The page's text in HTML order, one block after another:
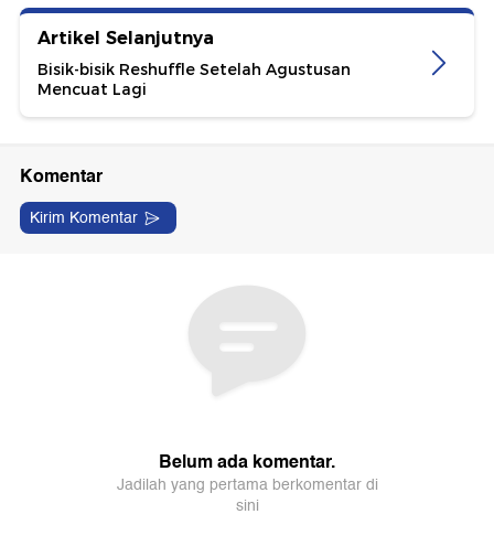
Artikel Selanjutnya
Bisik-bisik Reshuffle Setelah Agustusan
Mencuat Lagi